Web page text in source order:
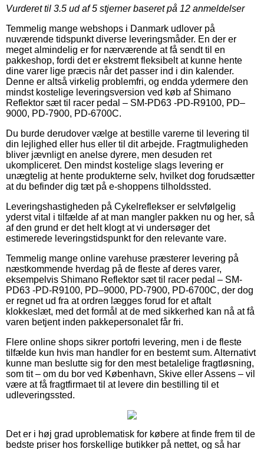
Vurderet til 3.5 ud af 5 stjerner baseret på 12 anmeldelser
Temmelig mange webshops i Danmark udlover på
nuværende tidspunkt diverse leveringsmåder. En der er
meget almindelig er for nærværende at få sendt til en
pakkeshop, fordi det er ekstremt fleksibelt at kunne hente
dine varer lige præcis når det passer ind i din kalender.
Denne er altså virkelig problemfri, og endda ydermere den
mindst kostelige leveringsversion ved køb af Shimano
Reflektor sæt til racer pedal – SM-PD63 -PD-R9100, PD–
9000, PD-7900, PD-6700C.
Du burde derudover vælge at bestille varerne til levering til
din lejlighed eller hus eller til dit arbejde. Fragtmuligheden
bliver jævnligt en anelse dyrere, men desuden ret
ukompliceret. Den mindst kostelige slags levering er
unægtelig at hente produkterne selv, hvilket dog forudsætter
at du befinder dig tæt på e-shoppens tilholdssted.
Leveringshastigheden på Cykelreflekser er selvfølgelig
yderst vital i tilfælde af at man mangler pakken nu og her, så
af den grund er det helt klogt at vi undersøger det
estimerede leveringstidspunkt for den relevante vare.
Temmelig mange online varehuse præsterer levering på
næstkommende hverdag på de fleste af deres varer,
eksempelvis Shimano Reflektor sæt til racer pedal – SM-
PD63 -PD-R9100, PD–9000, PD-7900, PD-6700C, der dog
er regnet ud fra at ordren lægges forud for et aftalt
klokkeslæt, med det formål at de med sikkerhed kan nå at få
varen betjent inden pakkepersonalet får fri.
Flere online shops sikrer portofri levering, men i de fleste
tilfælde kun hvis man handler for en bestemt sum. Alternativt
kunne man beslutte sig for den mest betalelige fragtløsning,
som tit – om du bor ved København, Skive eller Assens – vil
være at få fragtfirmaet til at levere din bestilling til et
udleveringssted.
Det er i høj grad uproblematisk for købere at finde frem til de
bedste priser hos forskellige butikker på nettet, og så har